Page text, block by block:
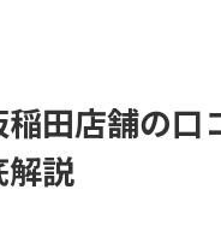
田店舗の口
解説